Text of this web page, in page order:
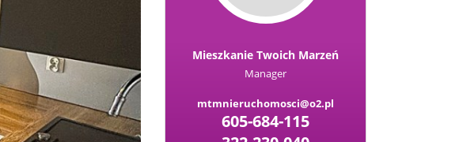
Mieszkanie Twoich Marzeń
Manager
mtmnieruchomosci@o2.pl
605-684-115